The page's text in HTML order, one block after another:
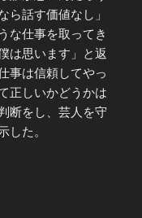
ら話す価値なし」
な仕事を取ってき
は思います」と返
事は信頼してやっ
正しいかどうかは
断をし、芸人を守
した。